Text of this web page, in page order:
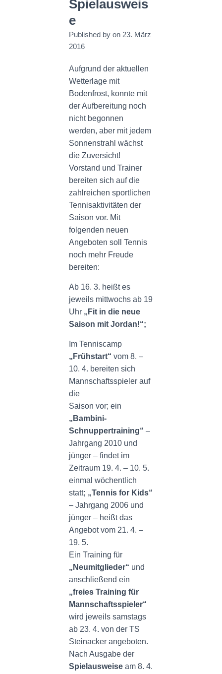
Spielausweis
e
Published by on 23. März
2016
Aufgrund der aktuellen
Wetterlage mit
Bodenfrost, konnte mit
der Aufbereitung noch
nicht begonnen
werden, aber mit jedem
Sonnenstrahl wächst
die Zuversicht!
Vorstand und Trainer
bereiten sich auf die
zahlreichen sportlichen
Tennisaktivitäten der
Saison vor. Mit
folgenden neuen
Angeboten soll Tennis
noch mehr Freude
bereiten:
Ab 16. 3. heißt es
jeweils mittwochs ab 19
Uhr „Fit in die neue
Saison mit Jordan!“;
Im Tenniscamp
„Frühstart“ vom 8. –
10. 4. bereiten sich
Mannschaftsspieler auf
die
Saison vor; ein
„Bambini-
Schnuppertraining“ –
Jahrgang 2010 und
jünger – findet im
Zeitraum 19. 4. – 10. 5.
einmal wöchentlich
statt; „Tennis for Kids“
– Jahrgang 2006 und
jünger – heißt das
Angebot vom 21. 4. –
19. 5.
Ein Training für
„Neumitglieder“ und
anschließend ein
„freies Training für
Mannschaftsspieler“
wird jeweils samstags
ab 23. 4. von der TS
Steinacker angeboten.
Nach Ausgabe der
Spielausweise am 8. 4.